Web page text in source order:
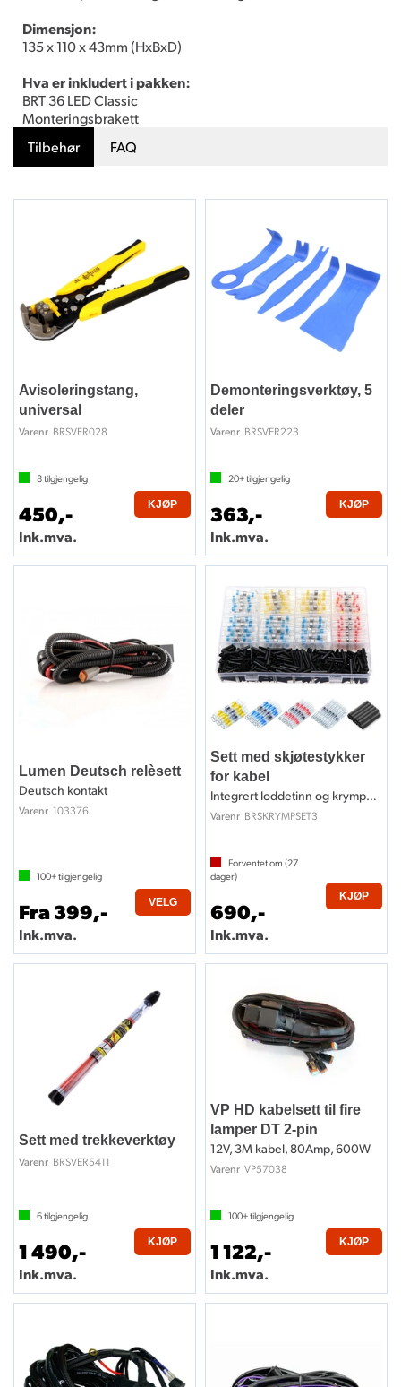
Dimensjon:
135 x 110 x 43mm (HxBxD)
Hva er inkludert i pakken:
BRT 36 LED Classic
Monteringsbrakett
Tilbehør
FAQ
Avisoleringstang,
universal
Varenr BRSVER028
8tilgjengelig
450,-
Ink.mva.
KJØP
Demonteringsverktøy, 5
deler
Varenr BRSVER223
20+tilgjengelig
363,-
Ink.mva.
KJØP
Lumen Deutsch relèsett
Deutsch kontakt
Varenr 103376
100+tilgjengelig
Fra 399,-
Ink.mva.
VELG
Sett med skjøtestykker
for kabel
Integrert loddetinn og krympestrømpe
Varenr BRSKRYMPSET3
Forventet om (27
dager)
690,-
Ink.mva.
KJØP
Sett med trekkeverktøy
Varenr BRSVER5411
6tilgjengelig
1 490,-
Ink.mva.
KJØP
VP HD kabelsett til fire
lamper DT 2-pin
12V, 3M kabel, 80Amp, 600W
Varenr VP57038
100+tilgjengelig
1 122,-
Ink.mva.
KJØP